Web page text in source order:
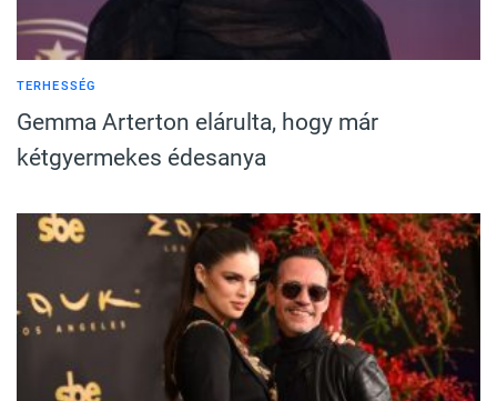
TERHESSÉG
Gemma Arterton elárulta, hogy már
kétgyermekes édesanya